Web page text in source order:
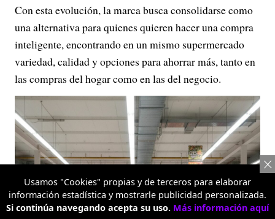
Con esta evolución, la marca busca consolidarse como
una alternativa para quienes quieren hacer una compra
inteligente, encontrando en un mismo supermercado
variedad, calidad y opciones para ahorrar más, tanto en
las compras del hogar como en las del negocio.
Usamos "Cookies" propias y de terceros para elaborar
información estadística y mostrarle publicidad personalizada.
Si continúa navegando acepta su uso. Más información aquí